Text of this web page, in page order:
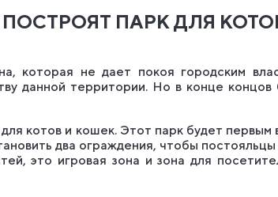
ПАРК ДЛЯ
которая не дает покоя городским
данной территории. Но в конце
котов и кошек. Этот парк будет
два ограждения, чтобы
это игровая зона и зона для